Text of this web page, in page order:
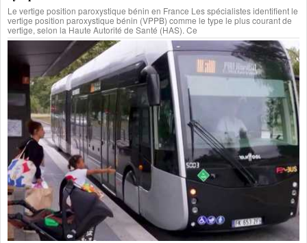
Le vertige position paroxystique bénin en France Les spécialistes identifient le
vertige position paroxystique bénin (VPPB) comme le type le plus courant de
vertige, selon la Haute Autorité de Santé (HAS). Ce